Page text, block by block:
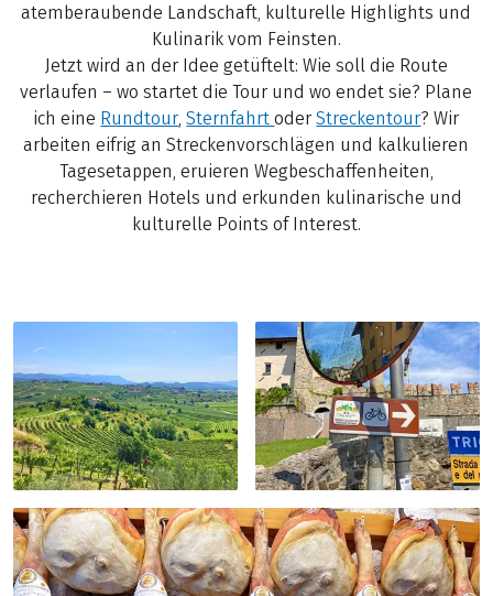
atemberaubende Landschaft, kulturelle Highlights und
Kulinarik vom Feinsten.
Jetzt wird an der Idee getüftelt: Wie soll die Route
verlaufen – wo startet die Tour und wo endet sie? Plane
ich eine Rundtour ,SternfahrtoderStreckentour? Wir
arbeiten eifrig an Streckenvorschlägen und kalkulieren
Tagesetappen, eruieren Wegbeschaffenheiten,
recherchieren Hotels und erkunden kulinarische und
kulturelle Points of Interest.